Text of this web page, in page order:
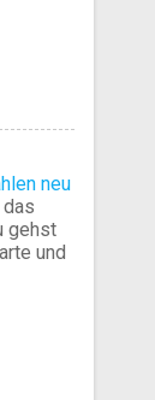
neu
das
gehst
und